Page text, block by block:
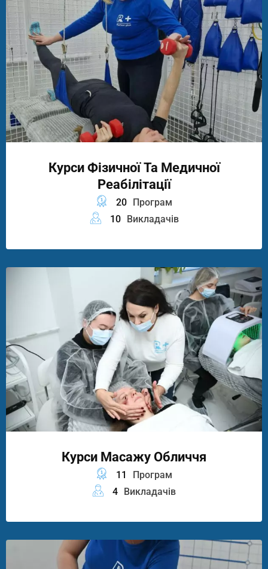
Курси Фізичної Та Медичної
Реабілітації
20 Програм
10
Викладачів
Курси Масажу Обличчя
11
Програм
4 Викладачів